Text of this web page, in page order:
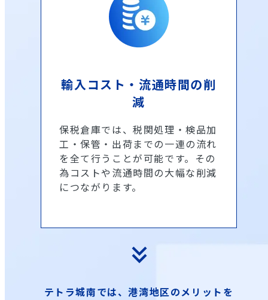
輸入コスト・流通時間の削
減
保税倉庫では、税関処理・検品加
工・保管・出荷までの一連の流れ
を全て行うことが可能です。その
為コストや流通時間の大幅な削減
につながります。
keyboard_double_arrow_down
テトラ城南では、港湾地区のメリットを